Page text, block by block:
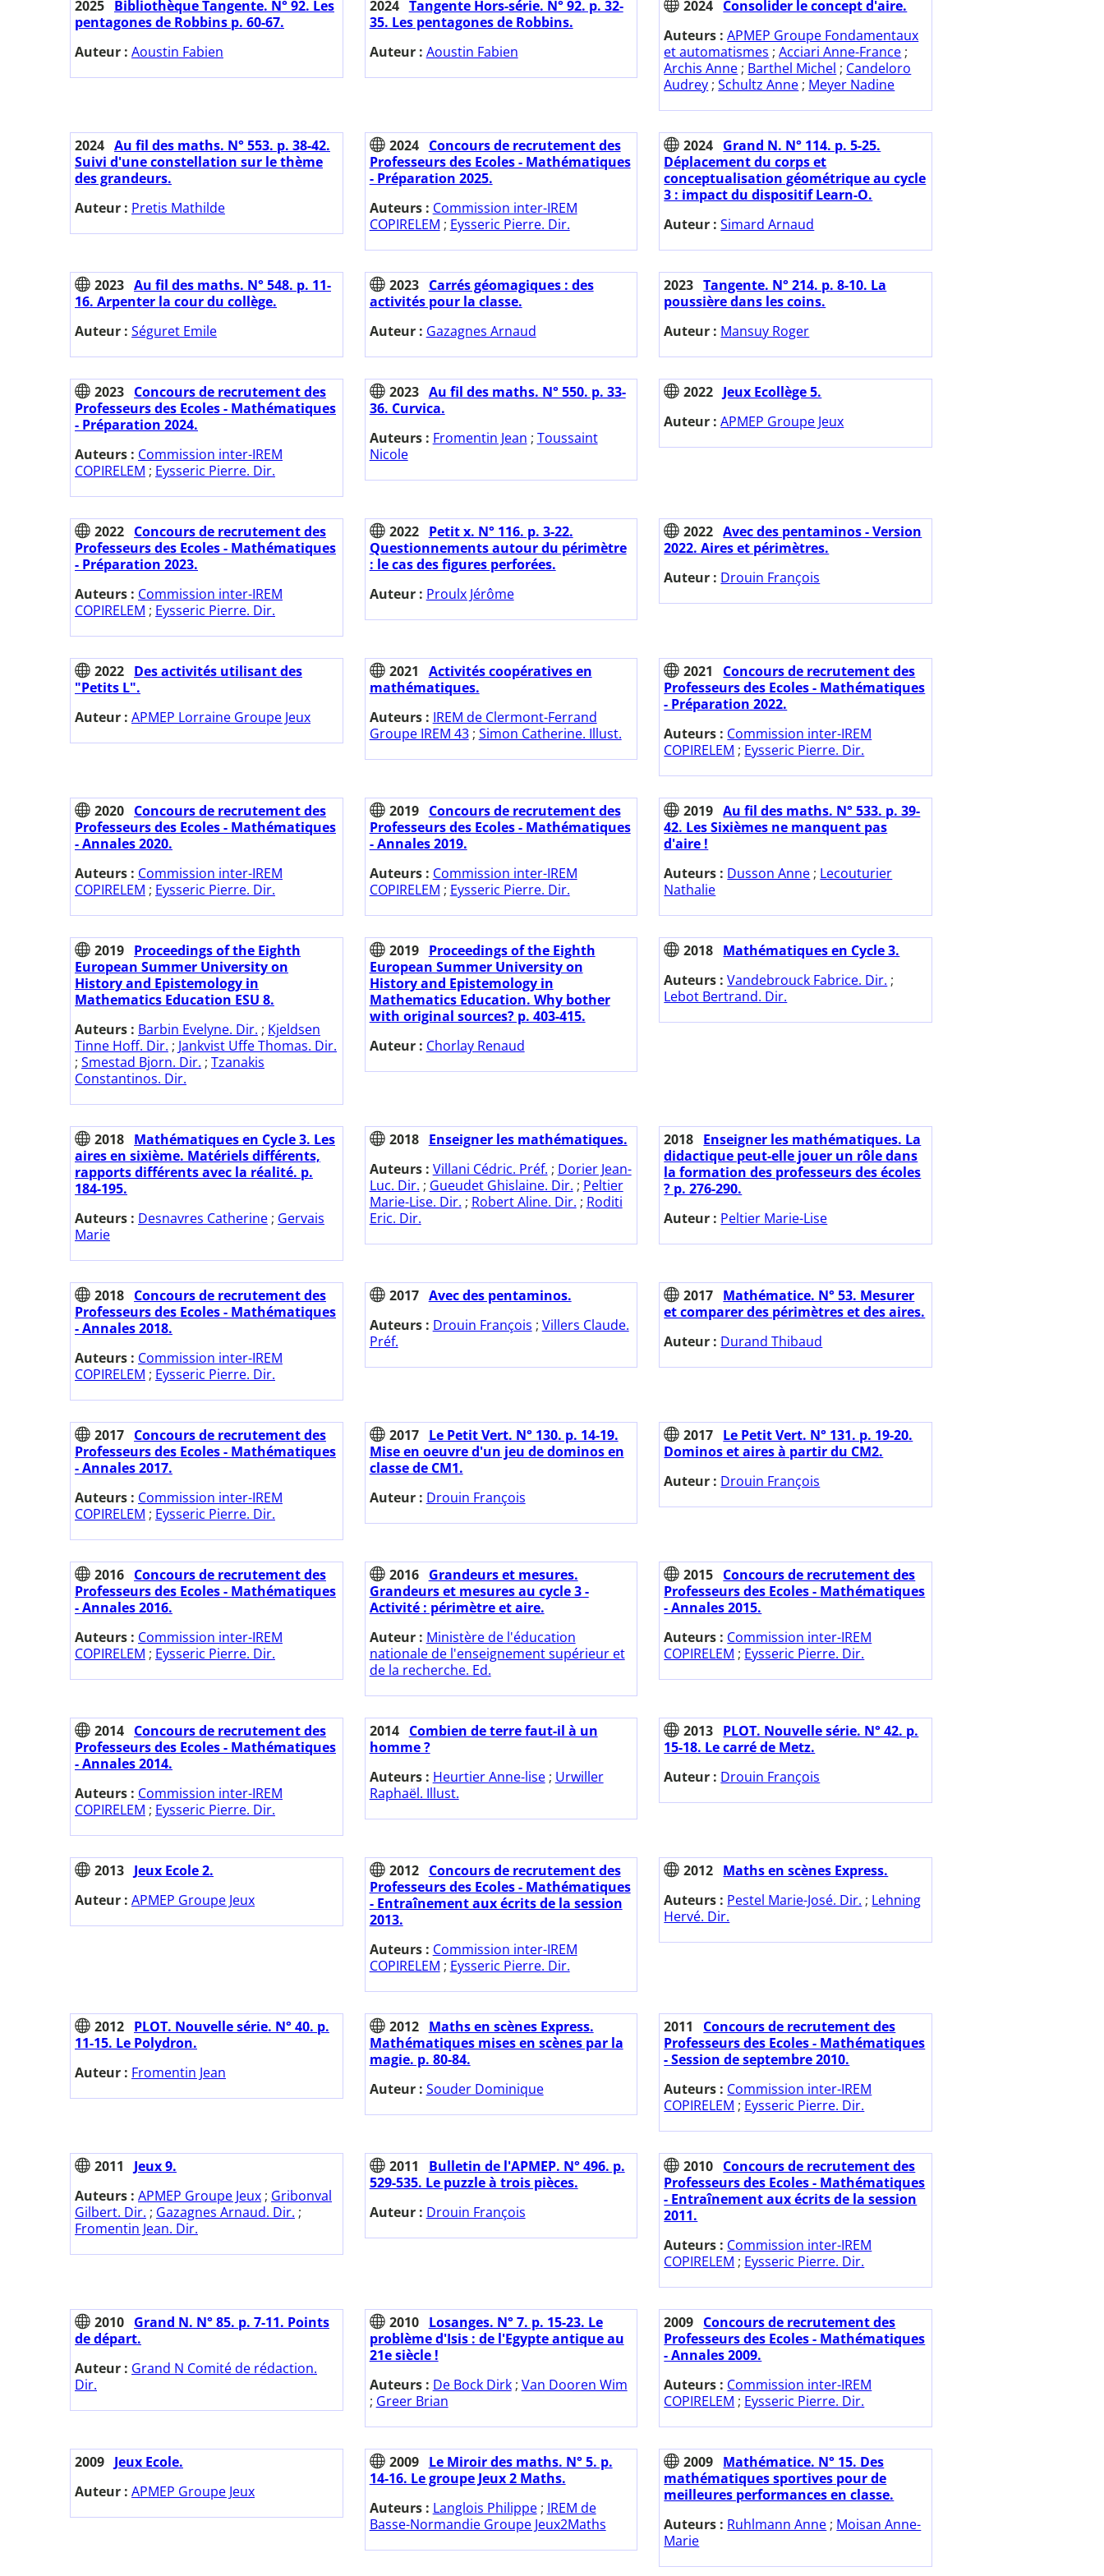
2025 Bibliothèque Tangente. N° 92. Les
pentagones de Robbins p. 60-67.
Auteur : Aoustin Fabien
2024 Tangente Hors-série. N° 92. p. 32-
35. Les pentagones de Robbins.
Auteur : Aoustin Fabien
2024 Consolider le concept d'aire.
Auteurs :APMEP Groupe Fondamentaux
et automatismes ;Acciari Anne-France ;
Archis Anne ; Barthel Michel ; Candeloro
Audrey ;Schultz Anne ; Meyer Nadine
2024 Au fil des maths. N° 553. p. 38-42.
Suivi d'une constellation sur le thème
des grandeurs.
Auteur : Pretis Mathilde
2024
Concours de recrutement des
Professeurs des Ecoles - Mathématiques
- Préparation 2025.
Auteurs : Commission inter-IREM
COPIRELEM ; Eysseric Pierre. Dir.
2024 Grand N. N° 114. p. 5-25.
Déplacement du corps et
conceptualisation géométrique au cycle
3 : impact du dispositif Learn-O.
Auteur :Simard Arnaud
2023 Au fil des maths. N° 548. p. 11-
16. Arpenter la cour du collège.
Auteur : Séguret Emile
2023
Carrés géomagiques : des
activités pour la classe.
Auteur : Gazagnes Arnaud
2023 Tangente. N° 214. p. 8-10. La
poussière dans les coins.
Auteur : Mansuy Roger
2023 Concours de recrutement des
Professeurs des Ecoles - Mathématiques
- Préparation 2024.
Auteurs : Commission inter-IREM
COPIRELEM ; Eysseric Pierre. Dir.
2023 Au fil des maths. N° 550. p. 33-
36. Curvica.
Auteurs : Fromentin Jean ; Toussaint
Nicole
2022 Jeux Ecollège 5.
Auteur :APMEP Groupe Jeux
2022 Concours de recrutement des
Professeurs des Ecoles - Mathématiques
- Préparation 2023.
Auteurs : Commission inter-IREM
COPIRELEM ; Eysseric Pierre. Dir.
2022
Petit x. N° 116. p. 3-22.
Questionnements autour du périmètre
: le cas des figures perforées.
Auteur : Proulx Jérôme
2022 Avec des pentaminos - Version
2022. Aires et périmètres.
Auteur : Drouin François
2022 Des activités utilisant des
"Petits L".
Auteur : APMEP Lorraine Groupe Jeux
2021
Activités coopératives en
mathématiques.
Auteurs : IREM de Clermont-Ferrand
Groupe IREM 43; Simon Catherine. Illust.
2021
Concours de recrutement des
Professeurs des Ecoles - Mathématiques
- Préparation 2022.
Auteurs : Commission inter-IREM
COPIRELEM ; Eysseric Pierre. Dir.
2020 Concours de recrutement des
Professeurs des Ecoles - Mathématiques
- Annales 2020.
Auteurs : Commission inter-IREM
COPIRELEM ; Eysseric Pierre. Dir.
2019
Concours de recrutement des
Professeurs des Ecoles - Mathématiques
- Annales 2019.
Auteurs : Commission inter-IREM
COPIRELEM ; Eysseric Pierre. Dir.
2019 Au fil des maths. N° 533. p. 39-
42. Les Sixièmes ne manquent pas
d'aire !
Auteurs : Dusson Anne ; Lecouturier
Nathalie
2019 Proceedings of the Eighth
European Summer University on
History and Epistemology in
Mathematics Education ESU 8.
Auteurs : Barbin Evelyne. Dir. ; Kjeldsen
Tinne Hoff. Dir. ; Jankvist Uffe Thomas. Dir.
; Smestad Bjorn. Dir. ; Tzanakis
Constantinos. Dir.
2019
Proceedings of the Eighth
European Summer University on
History and Epistemology in
Mathematics Education. Why bother
with original sources? p. 403-415.
Auteur : Chorlay Renaud
2018 Mathématiques en Cycle 3.
Auteurs :Vandebrouck Fabrice. Dir. ;
Lebot Bertrand. Dir.
2018 Mathématiques en Cycle 3. Les
aires en sixième. Matériels différents,
rapports différents avec la réalité. p.
184-195.
Auteurs : Desnavres Catherine ; Gervais
Marie
2018
Enseigner les mathématiques.
Auteurs : Villani Cédric. Préf. ; Dorier Jean-
Luc. Dir. ; Gueudet Ghislaine. Dir. ; Peltier
Marie-Lise. Dir. ; Robert Aline. Dir. ; Roditi
Eric. Dir.
2018 Enseigner les mathématiques. La
didactique peut-elle jouer un rôle dans
la formation des professeurs des écoles
? p. 276-290.
Auteur : Peltier Marie-Lise
2018 Concours de recrutement des
Professeurs des Ecoles - Mathématiques
- Annales 2018.
Auteurs : Commission inter-IREM
COPIRELEM ; Eysseric Pierre. Dir.
2017 Avec des pentaminos.
Auteurs : Drouin François ; Villers Claude.
Préf.
2017 Mathématice. N° 53. Mesurer
et comparer des périmètres et des aires.
Auteur : Durand Thibaud
2017 Concours de recrutement des
Professeurs des Ecoles - Mathématiques
- Annales 2017.
Auteurs : Commission inter-IREM
COPIRELEM ; Eysseric Pierre. Dir.
2017
Le Petit Vert. N° 130. p. 14-19.
Mise en oeuvre d'un jeu de dominos en
classe de CM1.
Auteur : Drouin François
2017 Le Petit Vert. N° 131. p. 19-20.
Dominos et aires à partir du CM2.
Auteur : Drouin François
2016 Concours de recrutement des
Professeurs des Ecoles - Mathématiques
- Annales 2016.
Auteurs : Commission inter-IREM
COPIRELEM ; Eysseric Pierre. Dir.
2016
Grandeurs et mesures.
Grandeurs et mesures au cycle 3 -
Activité : périmètre et aire.
Auteur : Ministère de l'éducation
nationale de l'enseignement supérieur et
de la recherche. Ed.
2015 Concours de recrutement des
Professeurs des Ecoles - Mathématiques
- Annales 2015.
Auteurs : Commission inter-IREM
COPIRELEM ; Eysseric Pierre. Dir.
2014 Concours de recrutement des
Professeurs des Ecoles - Mathématiques
- Annales 2014.
Auteurs : Commission inter-IREM
COPIRELEM ; Eysseric Pierre. Dir.
2014
Combien de terre faut-il à un
homme ?
Auteurs : Heurtier Anne-lise; Urwiller
Raphaël. Illust.
2013 PLOT. Nouvelle série. N° 42. p.
15-18. Le carré de Metz.
Auteur : Drouin François
2013 Jeux Ecole 2.
Auteur : APMEP Groupe Jeux
2012
Concours de recrutement des
Professeurs des Ecoles - Mathématiques
- Entraînement aux écrits de la session
2013.
Auteurs : Commission inter-IREM
COPIRELEM ; Eysseric Pierre. Dir.
2012 Maths en scènes Express.
Auteurs : Pestel Marie-José. Dir. ; Lehning
Hervé. Dir.
2012 PLOT. Nouvelle série. N° 40. p.
11-15. Le Polydron.
Auteur : Fromentin Jean
2012
Maths en scènes Express.
Mathématiques mises en scènes par la
magie. p. 80-84.
Auteur : Souder Dominique
2011
Concours de recrutement des
Professeurs des Ecoles - Mathématiques
- Session de septembre 2010.
Auteurs : Commission inter-IREM
COPIRELEM ; Eysseric Pierre. Dir.
2011
Jeux 9.
Auteurs : APMEP Groupe Jeux ; Gribonval
Gilbert. Dir. ; Gazagnes Arnaud. Dir. ;
Fromentin Jean. Dir.
2011
Bulletin de l'APMEP. N° 496. p.
529-535. Le puzzle à trois pièces.
Auteur : Drouin François
2010 Concours de recrutement des
Professeurs des Ecoles - Mathématiques
- Entraînement aux écrits de la session
2011.
Auteurs : Commission inter-IREM
COPIRELEM ; Eysseric Pierre. Dir.
2010 Grand N. N° 85. p. 7-11. Points
de départ.
Auteur : Grand N Comité de rédaction.
Dir.
2010
Losanges. N° 7. p. 15-23. Le
problème d'Isis : de l'Egypte antique au
21e siècle !
Auteurs : De Bock Dirk; Van Dooren Wim
; Greer Brian
2009 Concours de recrutement des
Professeurs des Ecoles - Mathématiques
- Annales 2009.
Auteurs : Commission inter-IREM
COPIRELEM ; Eysseric Pierre. Dir.
2009 Jeux Ecole.
Auteur : APMEP Groupe Jeux
2009
Le Miroir des maths. N° 5. p.
14-16. Le groupe Jeux 2 Maths.
Auteurs : Langlois Philippe; IREM de
Basse-Normandie Groupe Jeux2Maths
2009 Mathématice. N° 15. Des
mathématiques sportives pour de
meilleures performances en classe.
Auteurs : Ruhlmann Anne ; Moisan Anne-
Marie